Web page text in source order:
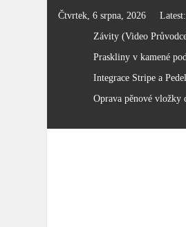
Skip
Čtvrtek, 6 srpna, 2026 Latest:
Závity (Video
Praskliny v kamené
Integrace Stripe a
Oprava pěnové vložky